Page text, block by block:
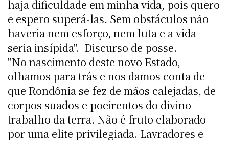
haja dificuldade em minha vida, pois quero
e espero superá-las. Sem obstáculos não
haveria nem esforço, nem luta e a vida
seria insípida".  Discurso de posse.
"No nascimento deste novo Estado,
olhamos para trás e nos damos conta de
que Rondônia se fez de mãos calejadas, de
corpos suados e poeirentos do divino
trabalho da terra. Não é fruto elaborado
por uma elite privilegiada. Lavradores e